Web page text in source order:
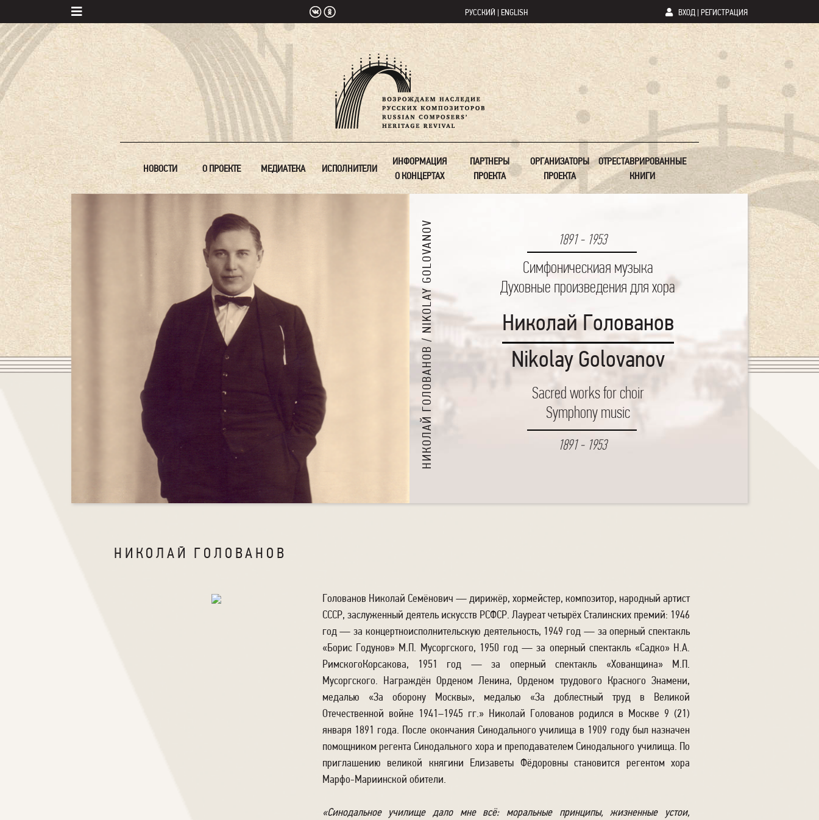
РУССКИЙ ENGLISH ВХОД РЕГИСТРАЦИЯ
НОВОСТИ О ПРОЕКТЕ МЕДИАТЕКА ИСПОЛНИТЕЛИ
ИНФОРМАЦИЯ
О КОНЦЕРТАХ
ПАРТНЕРЫ
ПРОЕКТА
ОРГАНИЗАТОРЫ
ПРОЕКТА
ОТРЕСТАВРИРОВАННЫЕ
КНИГИ
НИКОЛАЙ ГОЛОВАНОВ / NIKOLAY GOLOVANOV 1891 - 1953
Симфоническиая музыка
Духовные произведения для хора
Николай Голованов
Nikolay Golovanov
Sacred works for choir
Symphony music
1891 - 1953
НИКОЛАЙ ГОЛОВАНОВ
Голованов Николай Семёнович — дирижёр, хормейстер, композитор, народный артист
СССР, заслуженный деятель искусств РСФСР. Лауреат четырёх Сталинских премий: 1946
год — за концертноисполнительскую деятельность, 1949 год — за оперный спектакль
«Борис Годунов» М.П. Мусоргского, 1950 год — за оперный спектакль «Садко» Н.А.
РимскогоКорсакова, 1951 год — за оперный спектакль «Хованщина» М.П.
Мусоргского. Награждён Орденом Ленина, Орденом трудового Красного Знамени,
медалью «За оборону Москвы», медалью «За доблестный труд в Великой
Отечественной войне 1941–1945 гг.» Николай Голованов родился в Москве 9 (21)
января 1891 года. После окончания Синодального училища в 1909 году был назначен
помощником регента Синодального хора и преподавателем Синодального училища. По
приглашению великой княгини Елизаветы Фёдоровны становится регентом хора
Марфо-Мариинской обители.
«Синодальное училище дало мне всё: моральные принципы, жизненные устои,